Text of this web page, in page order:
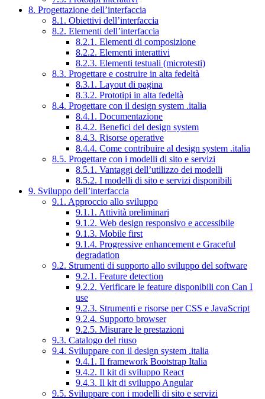
8. Progettazione dell’interfaccia
8.1. Obiettivi dell’interfaccia
8.2. Elementi dell’interfaccia
8.2.1. Elementi di composizione
8.2.2. Elementi interattivi
8.2.3. Elementi testuali (microtesti)
8.3. Progettare e costruire in alta fedeltà
8.3.1. Layout di pagina
8.3.2. Prototipi in alta fedeltà
8.4. Progettare con il design system .italia
8.4.1. Documentazione
8.4.2. Benefici del design system
8.4.3. Risorse operative
8.4.4. Come contribuire al design system .italia
8.5. Progettare con i modelli di sito e servizi
8.5.1. Vantaggi dell’utilizzo dei modelli
8.5.2. I modelli di sito e servizi disponibili
9. Sviluppo dell’interfaccia
9.1. Approccio allo sviluppo
9.1.1. Attività preliminari
9.1.2. Web design responsivo e accessibile
9.1.3. Mobile first
9.1.4. Progressive enhancement e Graceful
degradation
9.2. Strumenti di supporto allo sviluppo del software
9.2.1. Feature detection
9.2.2. Verificare le feature disponibili con Can I
use
9.2.3. Strumenti e risorse per CSS e JavaScript
9.2.4. Supporto browser
9.2.5. Misurare le prestazioni
9.3. Catalogo del riuso
9.4. Sviluppare con il design system .italia
9.4.1. Il framework Bootstrap Italia
9.4.2. Il kit di sviluppo React
9.4.3. Il kit di sviluppo Angular
9.5. Sviluppare con i modelli di sito e servizi